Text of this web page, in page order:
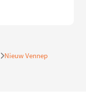
Nieuw Vennep